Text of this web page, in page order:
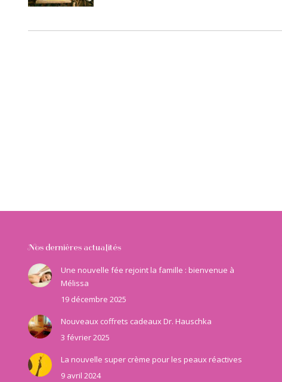
Nos dernières actualités
Une nouvelle fée rejoint la famille : bienvenue à
Mélissa
19 décembre 2025
Nouveaux coffrets cadeaux Dr. Hauschka
3 février 2025
La nouvelle super crème pour les peaux réactives
9 avril 2024